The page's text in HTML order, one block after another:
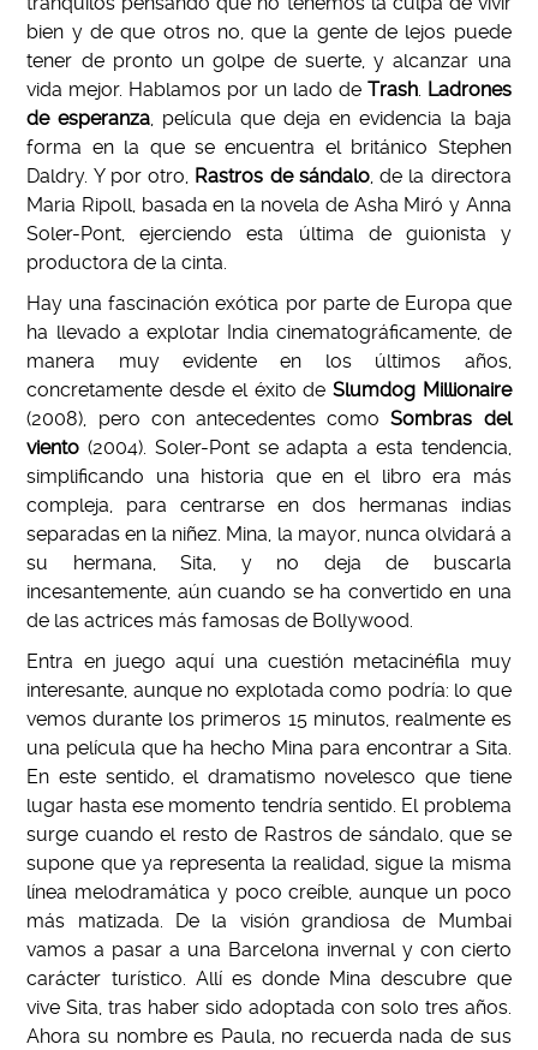
bien y de que otros no, que la gente de lejos puede
tener de pronto un golpe de suerte, y alcanzar una
vida mejor. Hablamos por un lado de Trash. Ladrones
de esperanza, película que deja en evidencia la baja
forma en la que se encuentra el británico Stephen
Daldry. Y por otro, Rastros de sándalo, de la directora
Maria Ripoll, basada en la novela de Asha Miró y Anna
Soler-Pont, ejerciendo esta última de guionista y
productora de la cinta.
Hay una fascinación exótica por parte de Europa que
ha llevado a explotar India cinematográficamente, de
manera muy evidente en los últimos años,
concretamente desde el éxito de Slumdog Millionaire
(2008), pero con antecedentes comoSombras del
viento (2004). Soler-Pont se adapta a esta tendencia,
simplificando una historia que en el libro era más
compleja, para centrarse en dos hermanas indias
separadas en la niñez. Mina, la mayor, nunca olvidará a
su hermana, Sita, y no deja de buscarla
incesantemente, aún cuando se ha convertido en una
de las actrices más famosas de Bollywood.
Entra en juego aquí una cuestión metacinéfila muy
interesante, aunque no explotada como podría: lo que
vemos durante los primeros 15 minutos, realmente es
una película que ha hecho Mina para encontrar a Sita.
En este sentido, el dramatismo novelesco que tiene
lugar hasta ese momento tendría sentido. El problema
surge cuando el resto de Rastros de sándalo, que se
supone que ya representa la realidad, sigue la misma
línea melodramática y poco creíble, aunque un poco
más matizada. De la visión grandiosa de Mumbai
vamos a pasar a una Barcelona invernal y con cierto
carácter turístico. Allí es donde Mina descubre que
vive Sita, tras haber sido adoptada con solo tres años.
Ahora su nombre es Paula, no recuerda nada de sus